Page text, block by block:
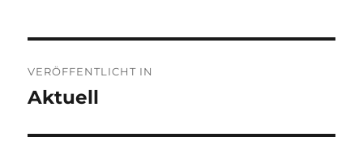
VERÖFFENTLICHT IN
Aktuell